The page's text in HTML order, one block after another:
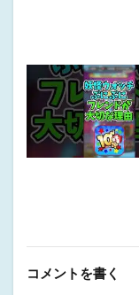
コメントを書く